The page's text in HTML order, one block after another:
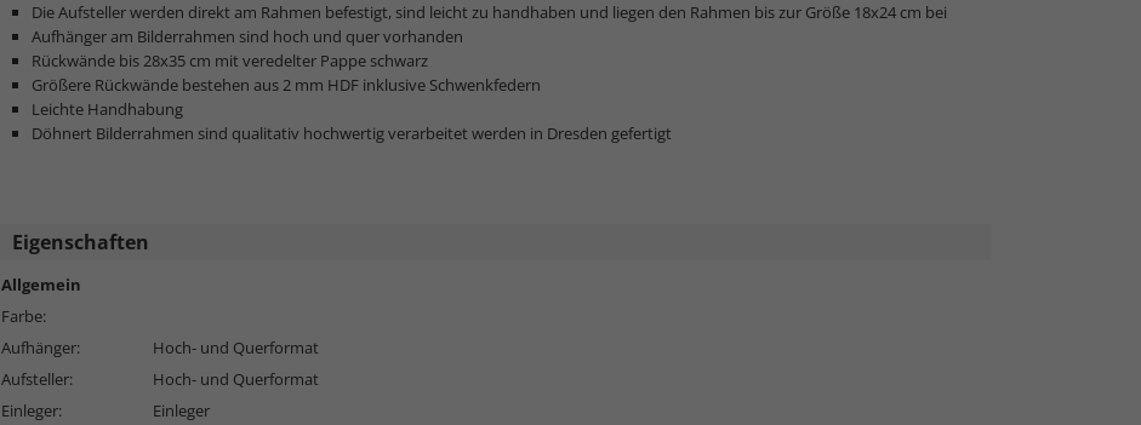
Die Aufsteller werden direkt am Rahmen befestigt, sind leicht zu handhaben und liegen den Rahmen bis zur Größe 18x24 cm bei
Aufhänger am Bilderrahmen sind hoch und quer vorhanden
Rückwände bis 28x35 cm mit veredelter Pappe schwarz
Größere Rückwände bestehen aus 2 mm HDF inklusive Schwenkfedern
Leichte Handhabung
Döhnert Bilderrahmen sind qualitativ hochwertig verarbeitet werden in Dresden gefertigt
Eigenschaften
Allgemein
Farbe:
Aufhänger:
Hoch- und Querformat
Aufsteller:
Hoch- und Querformat
Einleger:
Einleger